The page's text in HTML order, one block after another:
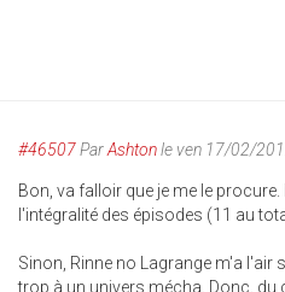
#46507ParAshtonle ven 17/02/
Bon, va falloir que je me le
l'intégralité des épisodes (11 au
Sinon, Rinne no Lagrange m'a
trop à un univers mécha. Donc, du